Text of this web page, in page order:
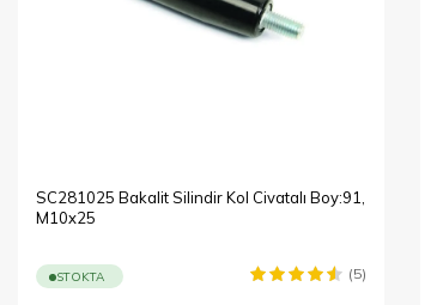
SC281025 Bakalit Silindir Kol Civatalı Boy:91,
M10x25
STOKTA (5)